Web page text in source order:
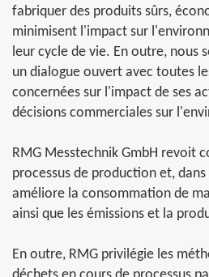
fabriquer des produits sûrs,
minimisent l'impact sur
leur cycle de vie. En outre, nous
un dialogue ouvert avec toutes
concernées sur l'impact de ses
décisions commerciales sur
RMG Messtechnik GmbH revoit
processus de production et,
améliore la consommation de
ainsi que les émissions et la
En outre, RMG privilégie les